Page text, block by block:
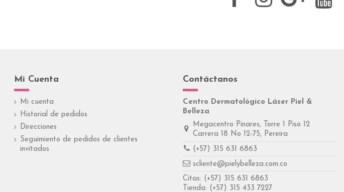
Mi Cuenta
Mi cuenta
Historial de pedidos
Direcciones
Seguimiento de pedidos de clientes
invitados
Contáctanos
Centro Dermatológico Láser Piel &
Belleza
Megacentro Pinares, Torre 1 Piso 12
Carrera 18 No 12-75, Pereira
(+57) 315 631 6863
scliente@pielybelleza.com.co
Citas: (+57) 315 631 6863
Tienda: (+57) 315 433 7227